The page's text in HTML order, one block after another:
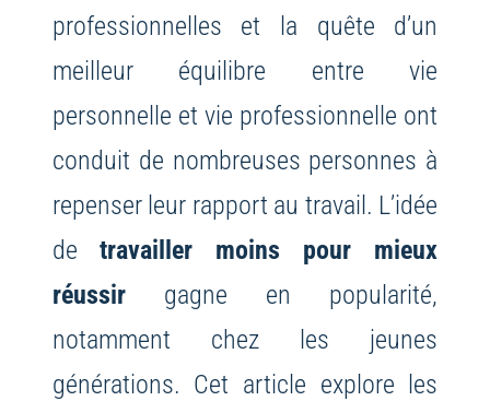
professionnelles et la quête d’un
meilleur équilibre entre vie
personnelle et vie professionnelle ont
conduit de nombreuses personnes à
repenser leur rapport au travail. L’idée
de travailler moins pour mieux
réussirgagne en popularité,
notamment chez les jeunes
générations. Cet article explore les